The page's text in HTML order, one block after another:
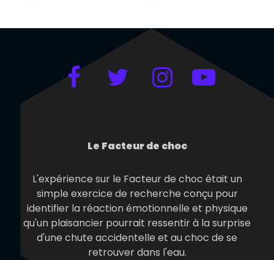
Le Facteur de choc
L'expérience sur le Facteur de choc était un
simple exercice de recherche conçu pour
identifier la réaction émotionnelle et physique
qu'un plaisancier pourrait ressentir à la surprise
d'une chute accidentelle et au choc de se
retrouver dans l'eau.